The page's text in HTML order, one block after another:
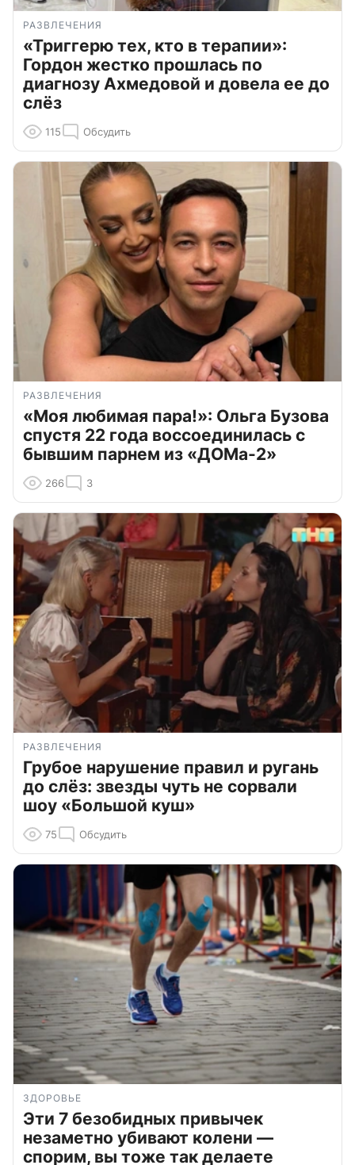
РАЗВЛЕЧЕНИЯ
«Триггерю тех, кто в терапии»:
Гордон жестко прошлась по
диагнозу Ахмедовой и довела ее до
слёз
115 Обсудить
РАЗВЛЕЧЕНИЯ
«Моя любимая пара!»: Ольга Бузова
спустя 22 года воссоединилась с
бывшим парнем из «ДОМа-2»
266 3
РАЗВЛЕЧЕНИЯ
Грубое нарушение правил и ругань
до слёз: звезды чуть не сорвали
шоу «Большой куш»
75 Обсудить
ЗДОРОВЬЕ
Эти 7 безобидных привычек
незаметно убивают колени —
спорим, вы тоже так делаете